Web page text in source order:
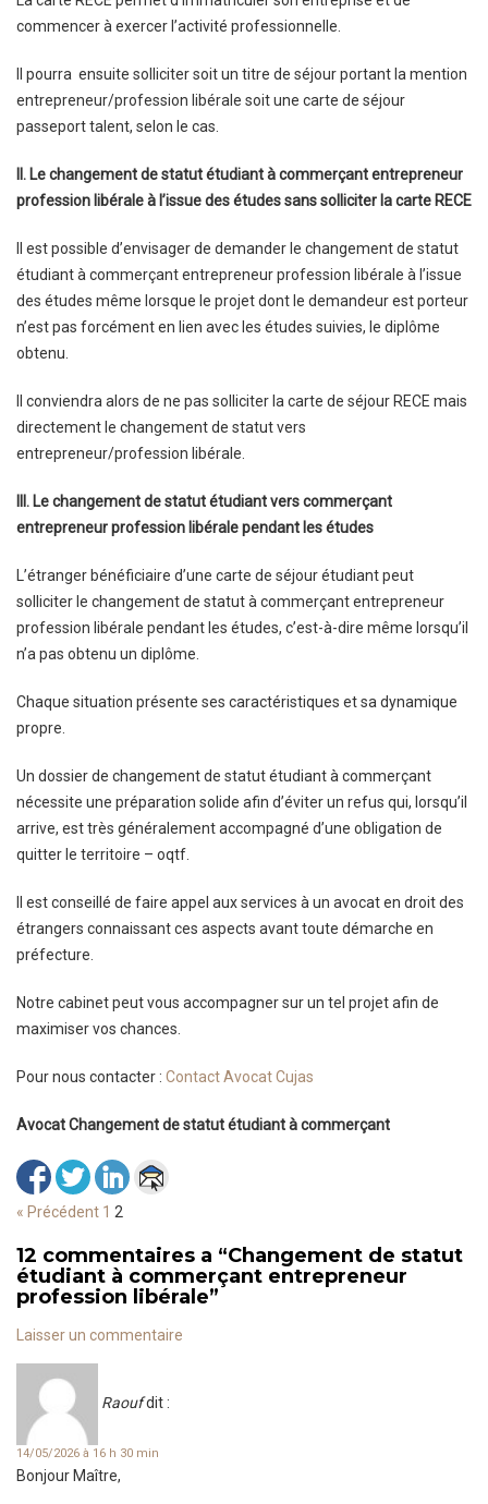
commencer à exercer l’activité professionnelle.
Il pourra ensuite solliciter soit un titre de séjour portant la mention
entrepreneur/profession libérale soit une carte de séjour
passeport talent, selon le cas.
II. Le changement de statut étudiant à commerçant entrepreneur
profession libérale à l’issue des études sans solliciter la carte RECE
Il est possible d’envisager de demander le changement de statut
étudiant à commerçant entrepreneur profession libérale à l’issue
des études même lorsque le projet dont le demandeur est porteur
n’est pas forcément en lien avec les études suivies, le diplôme
obtenu.
Il conviendra alors de ne pas solliciter la carte de séjour RECE mais
directement le changement de statut vers
entrepreneur/profession libérale.
III. Le changement de statut étudiant vers commerçant
entrepreneur profession libérale pendant les études
L’étranger bénéficiaire d’une carte de séjour étudiant peut
solliciter le changement de statut à commerçant entrepreneur
profession libérale pendant les études, c’est-à-dire même lorsqu’il
n’a pas obtenu un diplôme.
Chaque situation présente ses caractéristiques et sa dynamique
propre.
Un dossier de changement de statut étudiant à commerçant
nécessite une préparation solide afin d’éviter un refus qui, lorsqu’il
arrive, est très généralement accompagné d’une obligation de
quitter le territoire – oqtf.
Il est conseillé de faire appel aux services à un avocat en droit des
étrangers connaissant ces aspects avant toute démarche en
préfecture.
Notre cabinet peut vous accompagner sur un tel projet afin de
maximiser vos chances.
Pour nous contacter : Contact Avocat Cujas
Avocat Changement de statut étudiant à commerçant
« Précédent 1 2
12 commentaires a “Changement de statut
étudiant à commerçant entrepreneur
profession libérale”
Laisser un commentaire
Raoufdit :
14/05/2026 à 16 h 30 min
Bonjour Maître,